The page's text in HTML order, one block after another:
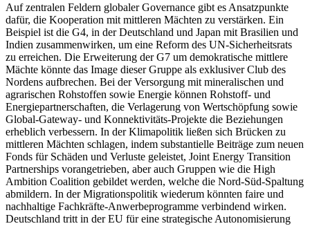
Auf zentralen Feldern globaler Governance gibt es Ansatzpunkte
dafür, die Kooperation mit mittleren Mächten zu verstärken. Ein
Beispiel ist die G4, in der Deutschland und Japan mit Brasilien und
Indien zusammenwirken, um eine Reform des UN-Sicher­heitsrats
zu erreichen. Die Erweiterung der G7 um demokratische mittlere
Mächte könnte das Image dieser Gruppe als exklusiver Club des
Nordens auf­brechen. Bei der Versorgung mit mineralischen und
agrarischen Rohstoffen sowie Energie können Roh­stoff- und
Energiepartnerschaften, die Verlagerung von Wertschöpfung sowie
Global-Gateway- und Konnektivitäts-Projekte die Beziehungen
erheblich verbessern. In der Klimapolitik ließen sich Brücken zu
mittleren Mächten schlagen, indem substantielle Beiträge zum neuen
Fonds für Schäden und Verluste geleistet, Joint Energy Transition
Partnerships voran­getrieben, aber auch Gruppen wie die High
Ambition Coalition gebildet werden, welche die Nord-Süd-Spal­tung
abmildern. In der Migrationspolitik wiederum könnten faire und
nachhaltige Fachkräfte-Anwerbe­programme verbindend wirken.
Deutschland tritt in der EU für eine strategische Autonomisierung